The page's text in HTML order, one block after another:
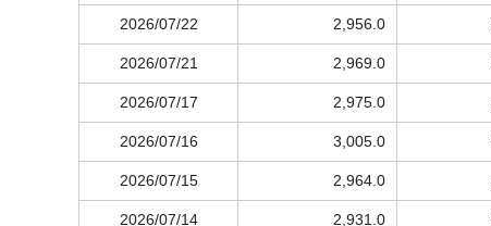
2026/07/22 2,956.0
2026/07/21 2,969.0
2026/07/17 2,975.0
2026/07/16 3,005.0
2026/07/15 2,964.0
2026/07/14 2,931.0